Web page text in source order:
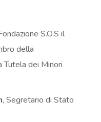
S.O.S il
della
Tutela dei Minori
, Segretario di Stato